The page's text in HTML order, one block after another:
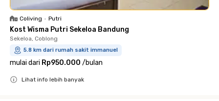
Coliving • Putri
Kost Wisma Putri Sekeloa Bandung
Sekeloa, Coblong
5.8 km dari rumah sakit immanuel
mulai dari Rp950.000 /bulan
Lihat info lebih banyak